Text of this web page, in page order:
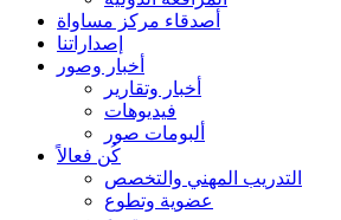
أصدقاء مركز مساواة
إصداراتنا
أخبار وصور
أخبار وتقارير
فيديوهات
ألبومات صور
كُن فعالاً
التدريب المهني والتخصص
عضوية وتطوع